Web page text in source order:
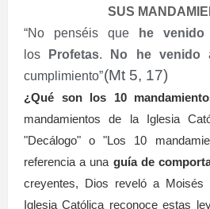
SUS
“No penséis que
he venido
los
Profetas. No he venido
cumplimiento”(Mt 5, 17)
¿Qué son los 10
mandamientos de la Iglesia
"Decálogo" o "Los 10
referencia a una guía de
creyentes, Dios reveló a
Iglesia Católica reconoce estas